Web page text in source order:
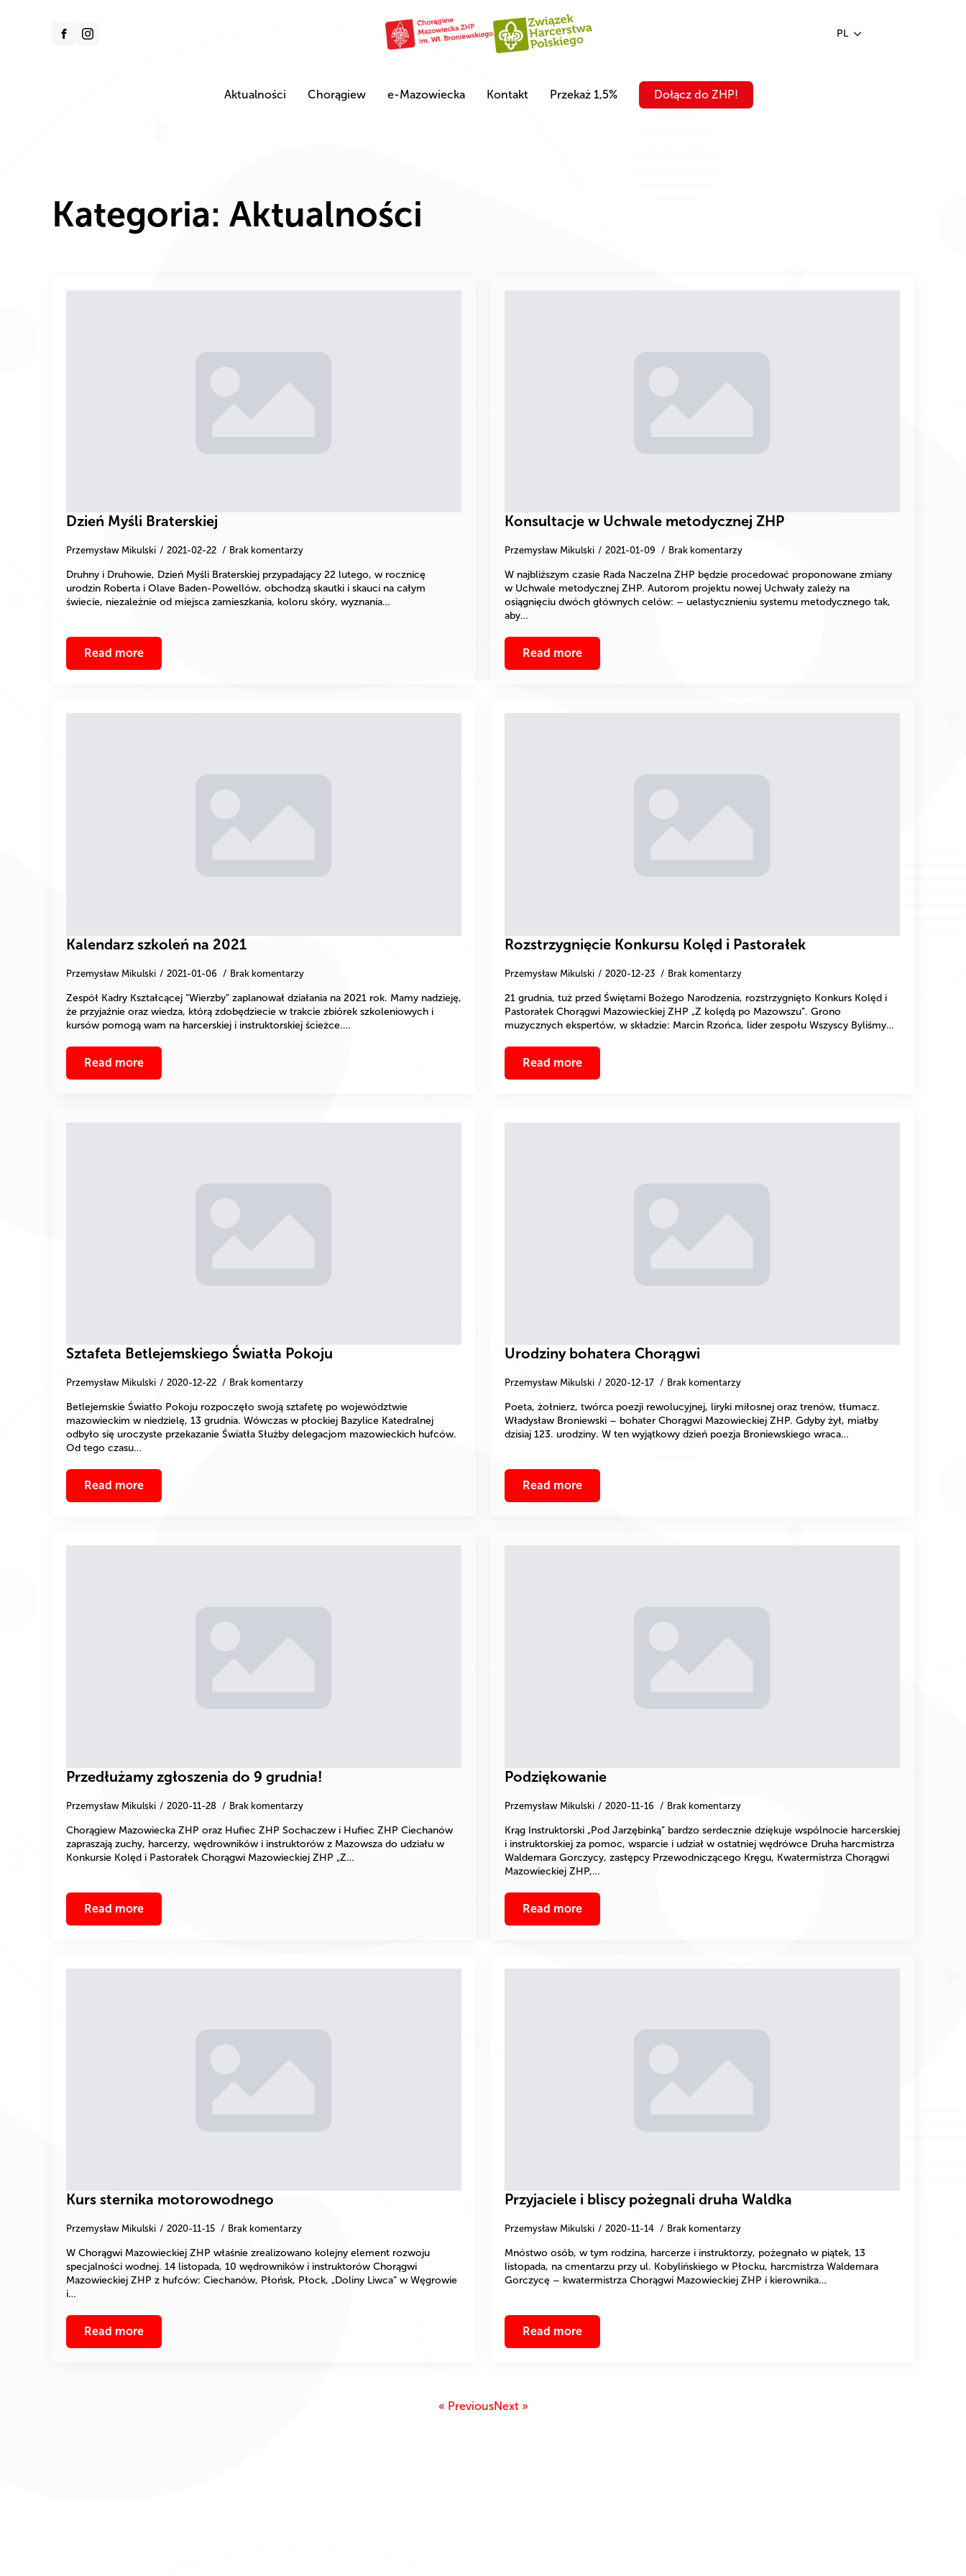
PL
Aktualności Chorągiew e-Mazowiecka Kontakt Przekaż 1,5% Dołącz do ZHP!
Kategoria: Aktualności
Dzień Myśli Braterskiej
Przemysław Mikulski 2021-02-22 Brak komentarzy
Druhny i Druhowie, Dzień Myśli Braterskiej przypadający 22 lutego, w rocznicę
urodzin Roberta i Olave Baden-Powellów, obchodzą skautki i skauci na całym
świecie, niezależnie od miejsca zamieszkania, koloru skóry, wyznania…
Read more
Konsultacje w Uchwale metodycznej ZHP
Przemysław Mikulski 2021-01-09 Brak komentarzy
W najbliższym czasie Rada Naczelna ZHP będzie procedować proponowane zmiany
w Uchwale metodycznej ZHP. Autorom projektu nowej Uchwały zależy na
osiągnięciu dwóch głównych celów: – uelastycznieniu systemu metodycznego tak,
aby…
Read more
Kalendarz szkoleń na 2021
Przemysław Mikulski 2021-01-06 Brak komentarzy
Zespół Kadry Kształcącej “Wierzby” zaplanował działania na 2021 rok. Mamy nadzieję,
że przyjaźnie oraz wiedza, którą zdobędziecie w trakcie zbiórek szkoleniowych i
kursów pomogą wam na harcerskiej i instruktorskiej ścieżce.…
Read more
Rozstrzygnięcie Konkursu Kolęd i Pastorałek
Przemysław Mikulski 2020-12-23 Brak komentarzy
21 grudnia, tuż przed Świętami Bożego Narodzenia, rozstrzygnięto Konkurs Kolęd i
Pastorałek Chorągwi Mazowieckiej ZHP „Z kolędą po Mazowszu”. Grono
muzycznych ekspertów, w składzie: Marcin Rzońca, lider zespołu Wszyscy Byliśmy…
Read more
Sztafeta Betlejemskiego Światła Pokoju
Przemysław Mikulski 2020-12-22 Brak komentarzy
Betlejemskie Światło Pokoju rozpoczęło swoją sztafetę po województwie
mazowieckim w niedzielę, 13 grudnia. Wówczas w płockiej Bazylice Katedralnej
odbyło się uroczyste przekazanie Światła Służby delegacjom mazowieckich hufców.
Od tego czasu…
Read more
Urodziny bohatera Chorągwi
Przemysław Mikulski 2020-12-17 Brak komentarzy
Poeta, żołnierz, twórca poezji rewolucyjnej, liryki miłosnej oraz trenów, tłumacz.
Władysław Broniewski – bohater Chorągwi Mazowieckiej ZHP. Gdyby żył, miałby
dzisiaj 123. urodziny. W ten wyjątkowy dzień poezja Broniewskiego wraca…
Read more
Przedłużamy zgłoszenia do 9 grudnia!
Przemysław Mikulski 2020-11-28 Brak komentarzy
Chorągiew Mazowiecka ZHP oraz Hufiec ZHP Sochaczew i Hufiec ZHP Ciechanów
zapraszają zuchy, harcerzy, wędrowników i instruktorów z Mazowsza do udziału w
Konkursie Kolęd i Pastorałek Chorągwi Mazowieckiej ZHP „Z…
Read more
Podziękowanie
Przemysław Mikulski 2020-11-16 Brak komentarzy
Krąg Instruktorski „Pod Jarzębinką” bardzo serdecznie dziękuje wspólnocie harcerskiej
i instruktorskiej za pomoc, wsparcie i udział w ostatniej wędrówce Druha harcmistrza
Waldemara Gorczycy, zastępcy Przewodniczącego Kręgu, Kwatermistrza Chorągwi
Mazowieckiej ZHP,…
Read more
Kurs sternika motorowodnego
Przemysław Mikulski 2020-11-15 Brak komentarzy
W Chorągwi Mazowieckiej ZHP właśnie zrealizowano kolejny element rozwoju
specjalności wodnej. 14 listopada, 10 wędrowników i instruktorów Chorągwi
Mazowieckiej ZHP z hufców: Ciechanów, Płońsk, Płock, „Doliny Liwca” w Węgrowie
i…
Read more
Przyjaciele i bliscy pożegnali druha Waldka
Przemysław Mikulski 2020-11-14 Brak komentarzy
Mnóstwo osób, w tym rodzina, harcerze i instruktorzy, pożegnało w piątek, 13
listopada, na cmentarzu przy ul. Kobylińskiego w Płocku, harcmistrza Waldemara
Gorczycę – kwatermistrza Chorągwi Mazowieckiej ZHP i kierownika…
Read more
« PreviousNext »